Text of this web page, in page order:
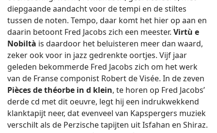
diepgaande aandacht voor de tempi en de stiltes
tussen de noten. Tempo, daar komt het hier op aan en
daarin betoont Fred Jacobs zich een meester. Virtù e
Nobiltà is daardoor het beluisteren meer dan waard,
zeker ook voor in jazz gedrenkte oortjes. Vijf jaar
geleden bekommerde Fred Jacobs zich om het werk
van de Franse componist Robert de Visée. In de zeven
Pièces de théorbe in d klein, te horen op Fred Jacobs’
derde cd met dit oeuvre, legt hij een indrukwekkend
klanktapijt neer, dat evenveel van Kapspergers muziek
verschilt als de Perzische tapijten uit Isfahan en Shiraz.